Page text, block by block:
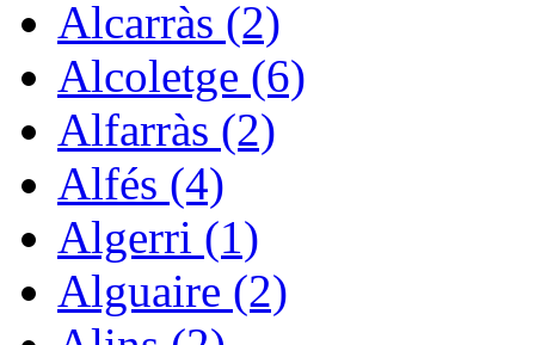
Alcarràs (2)
Alcoletge (6)
Alfarràs (2)
Alfés (4)
Algerri (1)
Alguaire (2)